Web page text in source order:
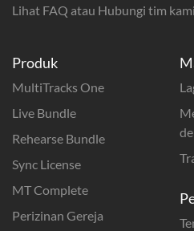
Produk
MultiTracks One
Live Bundle
Rehearse Bundle
Sync License
MT Complete
Perizinan Gereja
Lihat FAQ atau Hubungi tim kami